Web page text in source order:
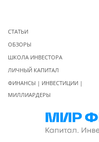
СТАТЬИ
ОБЗОРЫ
ШКОЛА ИНВЕСТОРА
ЛИЧНЫЙ КАПИТАЛ
ФИНАНСЫ | ИНВЕСТИЦИИ |
МИЛЛИАРДЕРЫ